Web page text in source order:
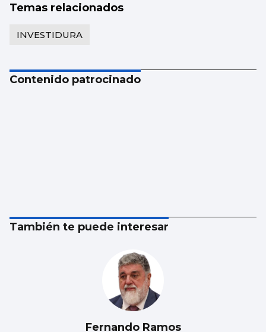
Temas relacionados
INVESTIDURA
Contenido patrocinado
También te puede interesar
Fernando Ramos